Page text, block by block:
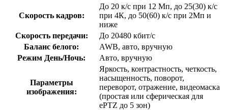
Скорость кадров:
До 20 к/с при 12 Мп, до 25(30) к/с
при 4К, до 50(60) к/с при 2Мп и
ниже
Скорость передачи:
До 20480 кбит/с
Баланс белого:
AWB, авто, вручную
Режим День/Ночь:
Авто, вручную
Параметры
изображения:
Яркость, контрастность, четкость,
насыщенность, поворот,
переворот, отражение, видеомаска
(простая или сферическая для
ePTZ до 5 зон)